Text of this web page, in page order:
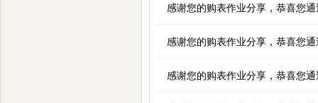
感谢您的购表作业分享，恭喜您
感谢您的购表作业分享，恭喜您
感谢您的购表作业分享，恭喜您